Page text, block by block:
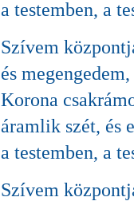
a testemben, a
Szívem
és
Korona
áramlik szét, és
a testemben, a
Szívem